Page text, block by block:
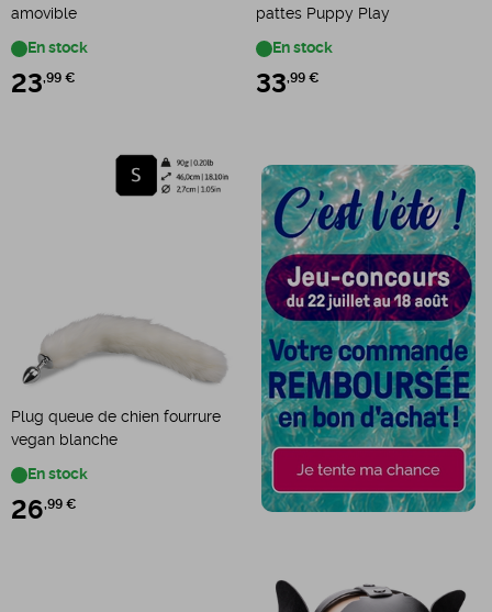
amovible
En stock
23,99 €
pattes Puppy Play
En stock
33,99 €
Plug queue de chien fourrure
vegan blanche
En stock
26,99 €